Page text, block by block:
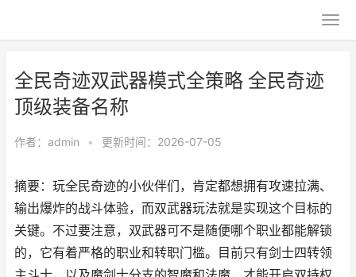
全民奇迹双武器模式全策略 全民奇迹
顶级装备名称
作者： admin • 更新时间：2026-07-05
摘要：玩全民奇迹的小伙伴们，肯定都想拥有攻速拉满、
输出爆炸的战斗体验，而双武器玩法就是实现这个目标的
关键。不过要注意，双武器可不是随便哪个职业都能解锁
的，它有着严格的职业和转职门槛。目前只有剑士四转领